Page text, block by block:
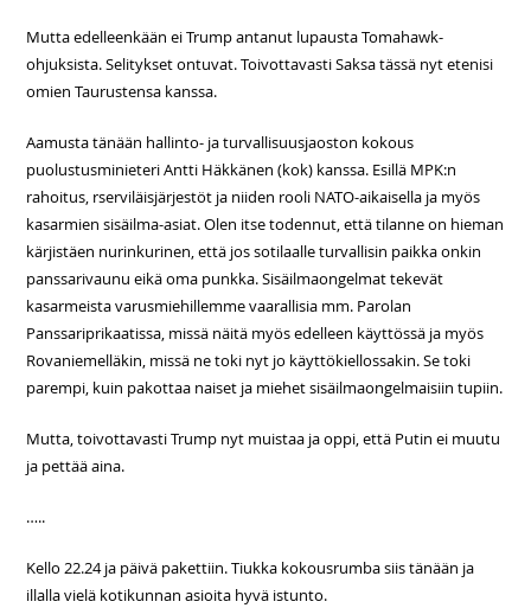
Mutta edelleenkään ei Trump antanut lupausta Tomahawk-
ohjuksista. Selitykset ontuvat. Toivottavasti Saksa tässä nyt etenisi
omien Taurustensa kanssa.
Aamusta tänään hallinto- ja turvallisuusjaoston kokous
puolustusminieteri Antti Häkkänen (kok) kanssa. Esillä MPK:n
rahoitus, rserviläisjärjestöt ja niiden rooli NATO-aikaisella ja myös
kasarmien sisäilma-asiat. Olen itse todennut, että tilanne on hieman
kärjistäen nurinkurinen, että jos sotilaalle turvallisin paikka onkin
panssarivaunu eikä oma punkka. Sisäilmaongelmat tekevät
kasarmeista varusmiehillemme vaarallisia mm. Parolan
Panssariprikaatissa, missä näitä myös edelleen käyttössä ja myös
Rovaniemelläkin, missä ne toki nyt jo käyttökiellossakin. Se toki
parempi, kuin pakottaa naiset ja miehet sisäilmaongelmaisiin tupiin.
Mutta, toivottavasti Trump nyt muistaa ja oppi, että Putin ei muutu
ja pettää aina.
…..
Kello 22.24 ja päivä pakettiin. Tiukka kokousrumba siis tänään ja
illalla vielä kotikunnan asioita hyvä istunto.